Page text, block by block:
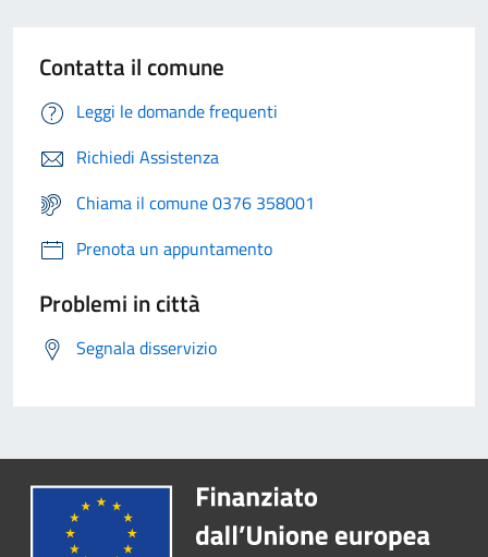
Contatta il comune
Leggi le domande frequenti
Richiedi Assistenza
Chiama il comune 0376 358001
Prenota un appuntamento
Problemi in città
Segnala disservizio